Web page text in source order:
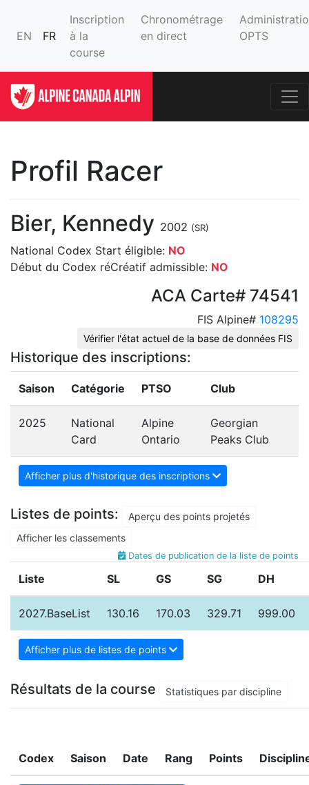
EN FR
Inscription
à la
course
Chronométrage
en direct
OPTS
Profil Racer
Bier, Kennedy 2002 (SR)
National Codex Start éligible: NO
Début du Codex réCréatif admissible: NO
ACA Carte# 74541
FIS Alpine# 108295
Vérifier l'état actuel de la base de données FIS
Historique des inscriptions:
Saison Catégorie PTSO Club
2025
National
Card
Alpine
Ontario
Georgian
Peaks Club
Afficher plus d'historique des inscriptions
Listes de points:
Aperçu des points projetés
Afficher les classements
Dates de publication de la liste de points
Liste SL GS SG DH
2027.BaseList 130.16 170.03 329.71 999.00
Afficher plus de listes de points
Résultats de la course Statistiques par discipline
Codex Saison Date Rang Points